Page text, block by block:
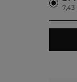
7,43